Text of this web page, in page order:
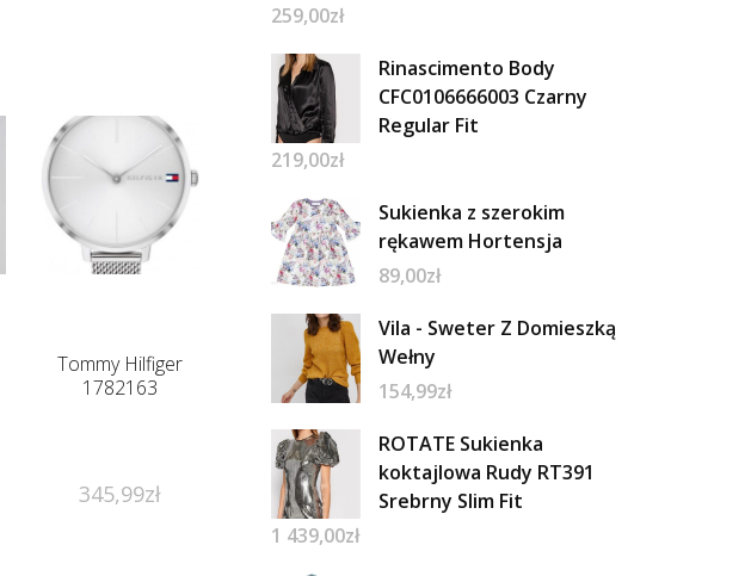
Tommy Hilfiger
1782163
345,99zł
259,00zł
Rinascimento Body
CFC0106666003 Czarny
Regular Fit
219,00zł
Sukienka z szerokim
rękawem Hortensja
89,00zł
Vila - Sweter Z Domieszką
Wełny
154,99zł
ROTATE Sukienka
koktajlowa Rudy RT391
Srebrny Slim Fit
1 439,00zł